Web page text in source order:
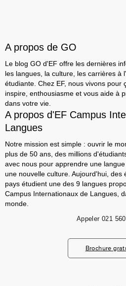
A propos de GO
Le blog GO d'EF offre les dernières
les langues, la culture, les carrières à
étudiante. Chez EF, nous vivons pour
inspire, enthousiasme et vous aide à
dans votre vie.
A propos d'EF Campus
Langues
Notre mission est simple : ouvrir le
plus de 50 ans, des millions
avec nous pour apprendre une
une nouvelle culture. Aujourd'hui, des
pays étudient une des 9 langues
Campus Internationaux de Langues,
monde.
Appeler 021
Brochure